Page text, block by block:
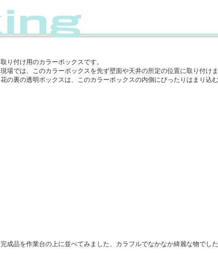
取り付け用のカラーボックスです。
現場では、このカラーボックスを先ず壁面や天井の所定の位置に取り付けま
花の裏の透明ボックスは、このカラーボックスの内側にぴったりはまり込
完成品を作業台の上に並べてみました、カラフルでなかなか綺麗な物でし